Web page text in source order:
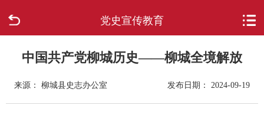
党史宣传教育
走进柳城
新闻中心
中国共产党柳城历史——柳城全境解放
来源： 柳城县史志办公室 发布日期： 2024-09-19